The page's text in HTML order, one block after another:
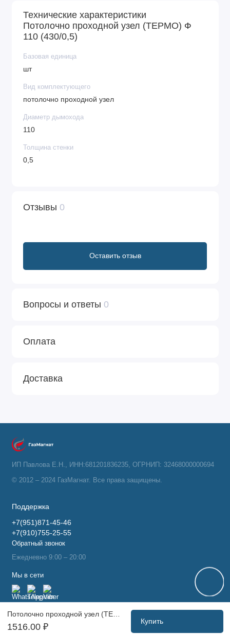
Потолочно проходной узел (ТЕРМО) Ф 110 (430/0,5)
1516.00 ₽
Купить
Технические характеристики
Потолочно проходной узел (ТЕРМО) Ф
110 (430/0,5)
Базовая единица
шт
Вид комплектующего
потолочно проходной узел
Диаметр дымохода
110
Толщина стенки
0,5
Отзывы 0
Оставить отзыв
Вопросы и ответы 0
Оплата
Доставка
ИП Павлова Е.Н., ИНН:681201836235, ОГРНИП: 32468000000694
© 2012 – 2024 ГазМагнат. Все права защищены.
Поддержка
+7(951)871-45-46
+7(910)755-25-55
Обратный звонок
Ежедневно 9:00 – 20:00
Мы в сети